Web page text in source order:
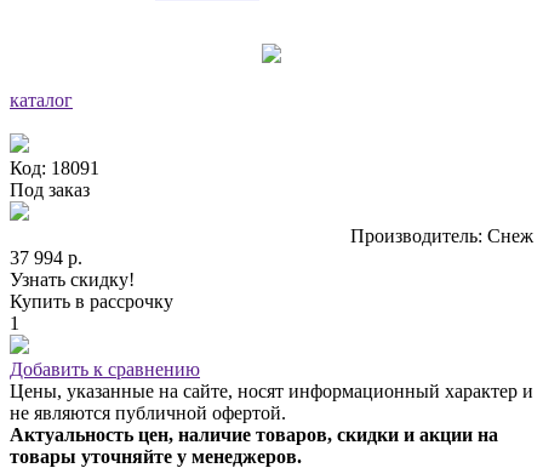
каталог
Код: 18091
Под заказ
Производитель: Снеж
37 994 р.
Узнать скидку!
Купить в рассрочку
1
Добавить к сравнению
Цены, указанные на сайте, носят информационный характер и
не являются публичной офертой.
Актуальность цен, наличие товаров, скидки и акции на
товары уточняйте у менеджеров.